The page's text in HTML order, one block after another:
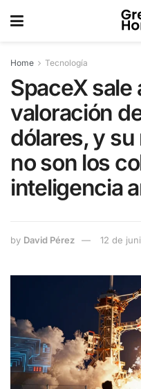
Home Tecnología
SpaceX sale
valoración
dólares, y
no son los
inteligencia
by David Pérez 12 de